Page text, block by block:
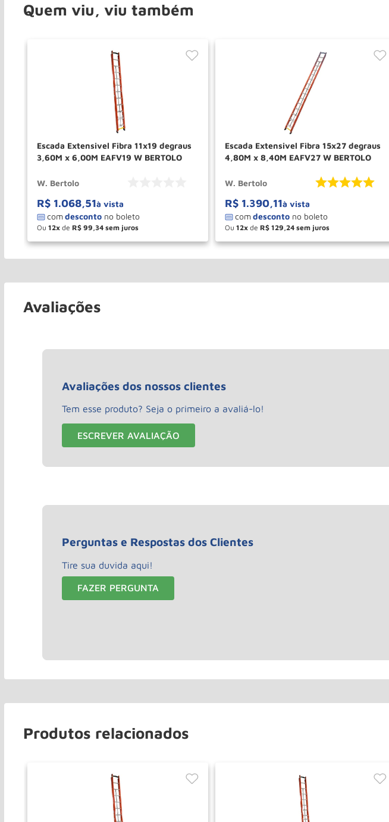
Quem viu, viu também
Escada Extensivel Fibra 11x19 degraus
3,60M x 6,00M EAFV19 W BERTOLO
W. Bertolo
R$ 1.068,51à vista
Ou 12 de R$ 99,34
＋
－ COMPRAR
Escada Extensivel Fibra 15x27 degraus
4,80M x 8,40M EAFV27 W BERTOLO
W. Bertolo
R$ 1.390,11à vista
Ou 12 de R$ 129,24
＋
－ COMPRAR
Avaliações
Avaliações dos nossos clientes
Tem esse produto? Seja o primeiro a avaliá-lo!
ESCREVER AVALIAÇÃO
Perguntas e Respostas dos Clientes
Tire sua duvida aqui!
FAZER PERGUNTA
Produtos relacionados